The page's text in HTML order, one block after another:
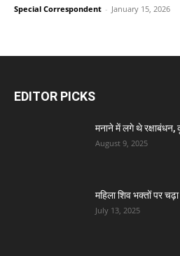
Special Correspondent - January 15, 2026
EDITOR PICKS
मनाने में लगे थे
August 9, 2025
महिला शिव भक्तों पर
July 13, 2025